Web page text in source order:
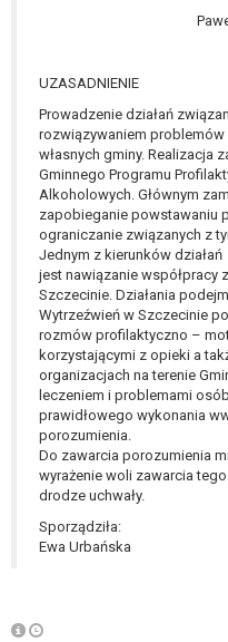
UZASADNIENIE
Prowadzenie działań
rozwiązywaniem
własnych gminy. Realizacja
Gminnego Programu
Alkoholowych. Głównym
zapobieganie powstawaniu
ograniczanie związanych z
Jednym z kierunków
jest nawiązanie współpracy
Szczecinie. Działania
Wytrzeźwień w Szczecinie
rozmów profilaktyczno –
korzystającymi z opieki a
organizacjach na terenie
leczeniem i problemami
prawidłowego wykonania
porozumienia.
Do zawarcia porozumienia
wyrażenie woli zawarcia
drodze uchwały.
Sporządziła:
Ewa Urbańska
organu
przez administratora.
Prezes Urzędu
W zależności od
dane osobowe,
dobrowolne albo
umownym.
Pani/Pana dane nie
tym również